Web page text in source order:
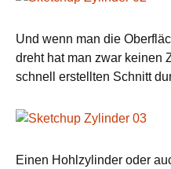
Und wenn man die
dreht hat man zwar keinen
schnell erstellten Schnitt
Einen Hohlzylinder oder